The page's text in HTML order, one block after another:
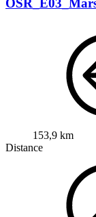
153,9 km
Distance